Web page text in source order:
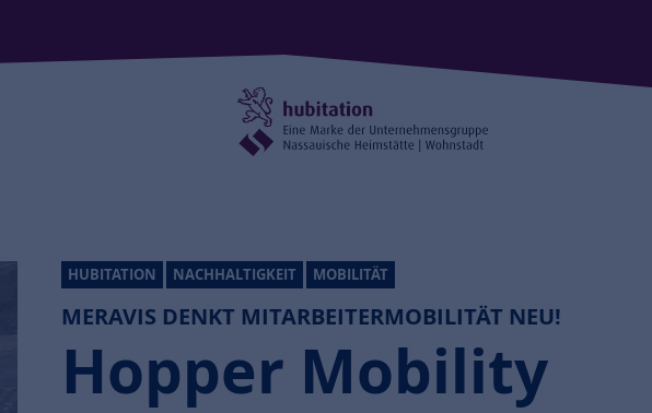
HUBITATION NACHHALTIGKEIT MOBILITÄT
MERAVIS DENKT MITARBEITERMOBILITÄT NEU!
Hopper Mobility